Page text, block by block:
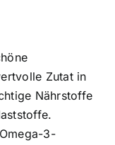
Zutat in
Nährstoffe
3-